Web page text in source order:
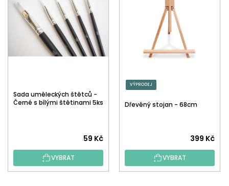
Sada uměleckých štětců -
Černé s bílými štětinami 5ks
59 Kč
VYBRAT
VÝPRODEJ
Dřevěný stojan - 68cm
399 Kč
VYBRAT